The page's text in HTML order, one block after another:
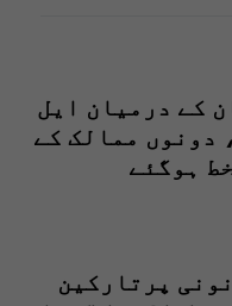
کے درمیان ایل
دونوں ممالک کے
ہوگئے
پرتارکین